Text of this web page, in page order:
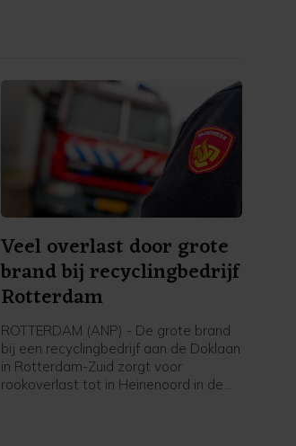
Veel overlast door grote
brand bij recyclingbedrijf
Rotterdam
ROTTERDAM (ANP) - De grote brand
bij een recyclingbedrijf aan de Doklaan
in Rotterdam-Zuid zorgt voor
rookoverlast tot in Heinenoord in de